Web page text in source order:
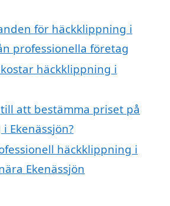
för häckklippning i
professionella företag
häckklippning i
att bestämma priset på
Ekenässjön?
häckklippning i
Ekenässjön